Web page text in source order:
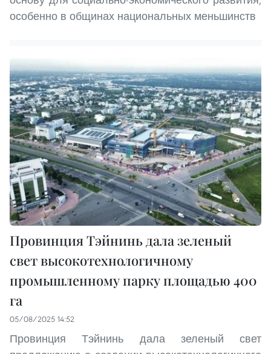
особенно в общинах национальных меньшинств
Провинция Тэйнинь дала зеленый
свет высокотехнологичному
промышленному парку площадью 400
га
05/08/2025 14:52
Провинция Тэйнинь дала зеленый свет